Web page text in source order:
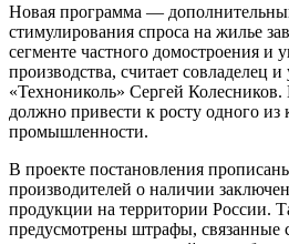
Новая программа —
стимулирования спроса на жилье
сегменте частного домостроения и
производства, считает совладелец
«Технониколь» Сергей
должно привести к росту одного из
промышленности.
В проекте постановления прописаны
производителей о наличии
продукции на территории России.
предусмотрены штрафы, связанные